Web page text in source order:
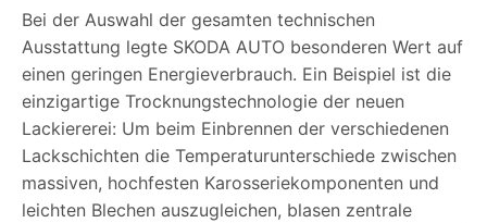
Bei der Auswahl der gesamten technischen
Ausstattung legte SKODA AUTO besonderen Wert auf
einen geringen Energieverbrauch. Ein Beispiel ist die
einzigartige Trocknungstechnologie der neuen
Lackiererei: Um beim Einbrennen der verschiedenen
Lackschichten die Temperaturunterschiede zwischen
massiven, hochfesten Karosseriekomponenten und
leichten Blechen auszugleichen, blasen zentrale